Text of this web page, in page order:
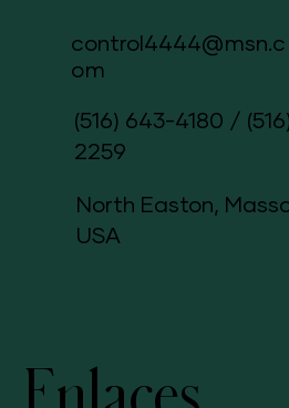
control4444@msn.c
om
(516) 643-4180 /
2259
North Easton,
USA